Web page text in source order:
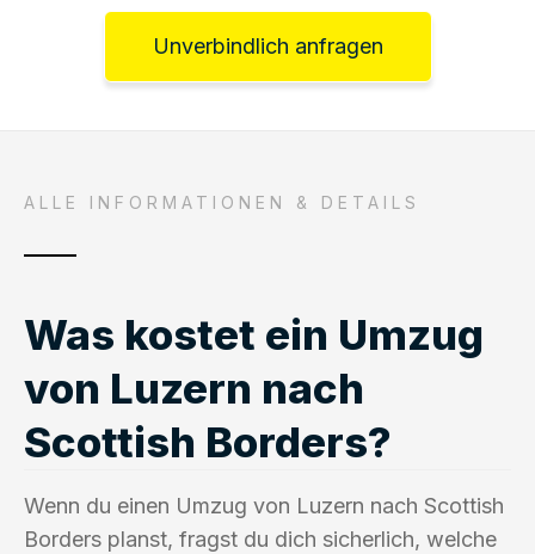
Unverbindlich anfragen
ALLE INFORMATIONEN & DETAILS
Was kostet ein Umzug
von Luzern nach
Scottish Borders?
Wenn du einen Umzug von Luzern nach Scottish
Borders planst, fragst du dich sicherlich, welche